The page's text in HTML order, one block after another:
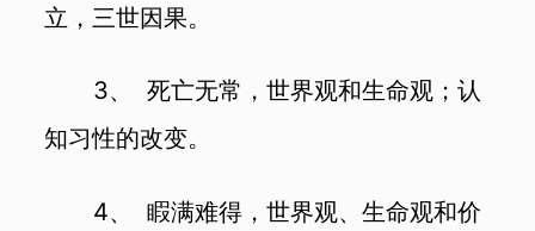
立，三世因果。
3、 死亡无常，世界观和生命观；认
知习性的改变。
4、 睱满难得，世界观、生命观和价